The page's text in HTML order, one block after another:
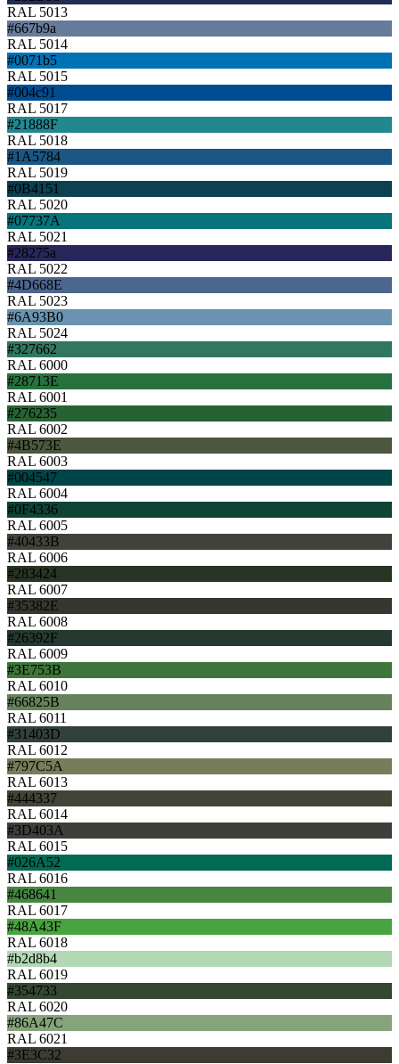
RAL 5013
#667b9a
RAL 5014
#0071b5
RAL 5015
#004c91
RAL 5017
#21888F
RAL 5018
#1A5784
RAL 5019
#0B4151
RAL 5020
#07737A
RAL 5021
#28275a
RAL 5022
#4D668E
RAL 5023
#6A93B0
RAL 5024
#327662
RAL 6000
#28713E
RAL 6001
#276235
RAL 6002
#4B573E
RAL 6003
#004547
RAL 6004
#0F4336
RAL 6005
#40433B
RAL 6006
#283424
RAL 6007
#35382E
RAL 6008
#26392F
RAL 6009
#3E753B
RAL 6010
#66825B
RAL 6011
#31403D
RAL 6012
#797C5A
RAL 6013
#444337
RAL 6014
#3D403A
RAL 6015
#026A52
RAL 6016
#468641
RAL 6017
#48A43F
RAL 6018
#b2d8b4
RAL 6019
#354733
RAL 6020
#86A47C
RAL 6021
#3E3C32